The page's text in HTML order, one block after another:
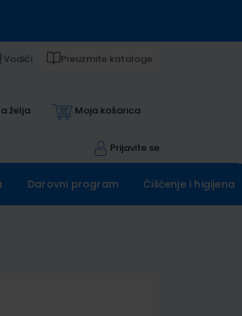
Vodiči Preuzmite kataloge
želja Moja košarica
Prijavite se
Darovni program Čišćenje i higijena